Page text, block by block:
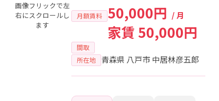
月額賃料 50,000円 / 月
家賃 50,000円
間取
所在地 青森県 八戸市 中居林彦五郎
画像フリックで左
右にスクロールし
ます